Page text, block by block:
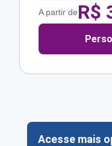
A partir deR$
Acesse mais